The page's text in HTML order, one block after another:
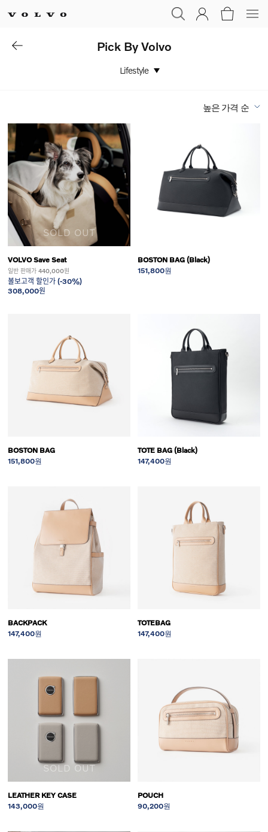
Pick By Volvo
Lifestyle
높은 가격 순
SOLD OUT
VOLVO Save Seat
일반 판매가 440,000원
볼보고객 할인가 (-30%)
308,000원
BOSTON BAG (Black)
151,800원
BOSTON BAG
151,800원
TOTE BAG (Black)
147,400원
BACKPACK
147,400원
TOTEBAG
147,400원
SOLD OUT
LEATHER KEY CASE
143,000원
POUCH
90,200원